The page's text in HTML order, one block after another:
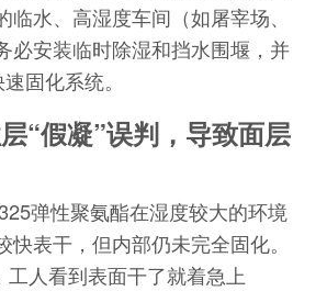
水、高湿度车间（如屠宰场、
必安装临时除湿和挡水围堰，并
固化系统。
“假凝”误判，导致面层
弹性聚氨酯在湿度较大的环境
表干，但内部仍未完全固化。
人看到表面干了就着急上